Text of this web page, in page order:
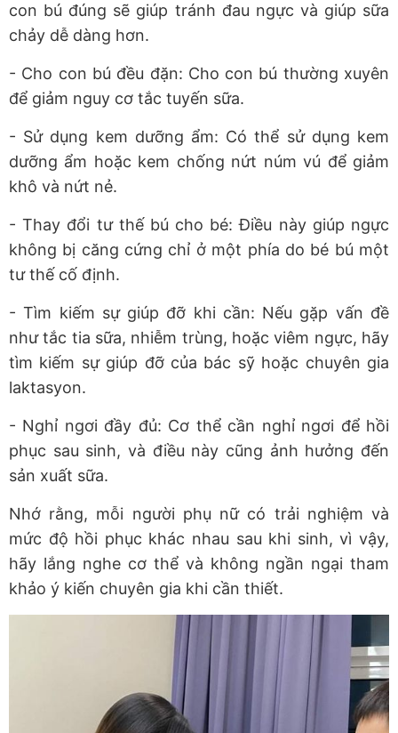
con bú đúng sẽ giúp tránh đau ngực và giúp sữa
chảy dễ dàng hơn.
- Cho con bú đều đặn: Cho con bú thường xuyên
để giảm nguy cơ tắc tuyến sữa.
- Sử dụng kem dưỡng ẩm: Có thể sử dụng kem
dưỡng ẩm hoặc kem chống nứt núm vú để giảm
khô và nứt nẻ.
- Thay đổi tư thế bú cho bé: Điều này giúp ngực
không bị căng cứng chỉ ở một phía do bé bú một
tư thế cố định.
- Tìm kiếm sự giúp đỡ khi cần: Nếu gặp vấn đề
như tắc tia sữa, nhiễm trùng, hoặc viêm ngực, hãy
tìm kiếm sự giúp đỡ của bác sỹ hoặc chuyên gia
laktasyon.
- Nghỉ ngơi đầy đủ: Cơ thể cần nghỉ ngơi để hồi
phục sau sinh, và điều này cũng ảnh hưởng đến
sản xuất sữa.
Nhớ rằng, mỗi người phụ nữ có trải nghiệm và
mức độ hồi phục khác nhau sau khi sinh, vì vậy,
hãy lắng nghe cơ thể và không ngần ngại tham
khảo ý kiến chuyên gia khi cần thiết.